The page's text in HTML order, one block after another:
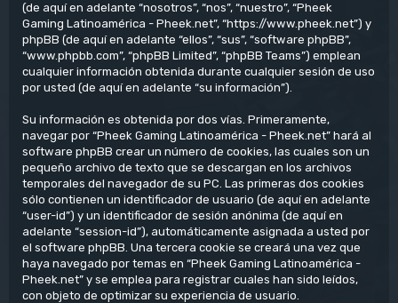
(de aquí en adelante “nosotros”, “nos”, “nuestro”, “Pheek
Gaming Latinoamérica - Pheek.net”, “https://www.pheek.net”) y
phpBB (de aquí en adelante “ellos”, “sus”, “software phpBB”,
“www.phpbb.com”, “phpBB Limited”, “phpBB Teams”) emplean
cualquier información obtenida durante cualquier sesión de uso
por usted (de aquí en adelante “su información”).
Su información es obtenida por dos vías. Primeramente,
navegar por “Pheek Gaming Latinoamérica - Pheek.net” hará al
software phpBB crear un número de cookies, las cuales son un
pequeño archivo de texto que se descargan en los archivos
temporales del navegador de su PC. Las primeras dos cookies
sólo contienen un identificador de usuario (de aquí en adelante
“user-id”) y un identificador de sesión anónima (de aquí en
adelante “session-id”), automáticamente asignada a usted por
el software phpBB. Una tercera cookie se creará una vez que
haya navegado por temas en “Pheek Gaming Latinoamérica -
Pheek.net” y se emplea para registrar cuales han sido leídos,
con objeto de optimizar su experiencia de usuario.